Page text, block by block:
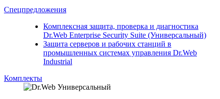
Спецпредложения
Комплексная защита, проверка и диагностика
Dr.Web Enterprise Security Suite (Универсальный)
Защита серверов и рабочих станций в
промышленных системах управления Dr.Web
Industrial
Комплекты